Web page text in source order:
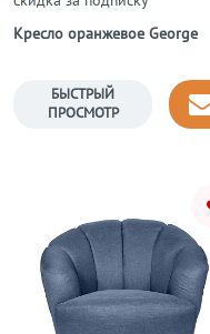
Кресло оранжевое George
БЫСТРЫЙ
ПРОСМОТР